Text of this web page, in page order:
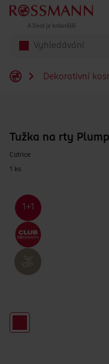
Přeskočit na hlavmní obsah
Dekorativní
Tužka na rty
Catrice
1 ks